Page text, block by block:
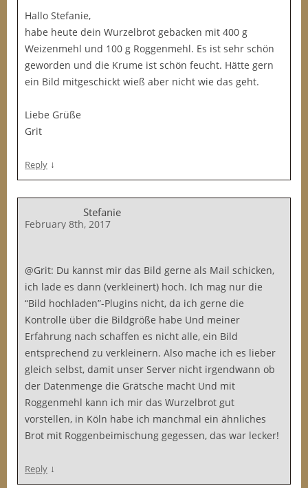
Hallo Stefanie,
habe heute dein Wurzelbrot gebacken mit 400 g
Weizenmehl und 100 g Roggenmehl. Es ist sehr schön
geworden und die Krume ist schön feucht. Hätte gern
ein Bild mitgeschickt wieß aber nicht wie das geht.
Liebe Grüße
Grit
Reply ↓
Stefanie
February 8th, 2017
@Grit: Du kannst mir das Bild gerne als Mail schicken,
ich lade es dann (verkleinert) hoch. Ich mag nur die
“Bild hochladen”-Plugins nicht, da ich gerne die
Kontrolle über die Bildgröße habe Und meiner
Erfahrung nach schaffen es nicht alle, ein Bild
entsprechend zu verkleinern. Also mache ich es lieber
gleich selbst, damit unser Server nicht irgendwann ob
der Datenmenge die Grätsche macht Und mit
Roggenmehl kann ich mir das Wurzelbrot gut
vorstellen, in Köln habe ich manchmal ein ähnliches
Brot mit Roggenbeimischung gegessen, das war lecker!
Reply ↓